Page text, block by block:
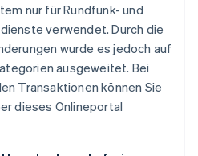
nur für Rundfunk- und
verwendet. Durch die
wurde es jedoch auf
ausgeweitet. Bei
Transaktionen können Sie
dieses Onlineportal